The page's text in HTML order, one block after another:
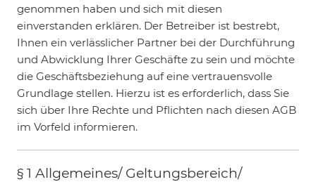
genommen haben und sich mit diesen
einverstanden erklären. Der Betreiber ist bestrebt,
Ihnen ein verlässlicher Partner bei der Durchführung
und Abwicklung Ihrer Geschäfte zu sein und möchte
die Geschäftsbeziehung auf eine vertrauensvolle
Grundlage stellen. Hierzu ist es erforderlich, dass Sie
sich über Ihre Rechte und Pflichten nach diesen AGB
im Vorfeld informieren.
§ 1 Allgemeines/ Geltungsbereich/